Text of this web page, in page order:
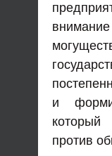
и
который
против